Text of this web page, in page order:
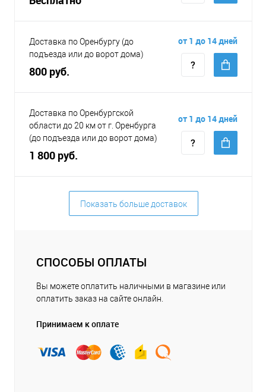
Доставка по Оренбургу (до
подъезда или до ворот дома)
800 руб.
от 1 до 14 дней
Доставка по Оренбургской
области до 20 км от г. Оренбурга
(до подъезда или до ворот дома)
1 800 руб.
от 1 до 14 дней
Показать больше доставок
СПОСОБЫ ОПЛАТЫ
Вы можете оплатить наличными в магазине или
оплатить заказ на сайте онлайн.
Принимаем к оплате